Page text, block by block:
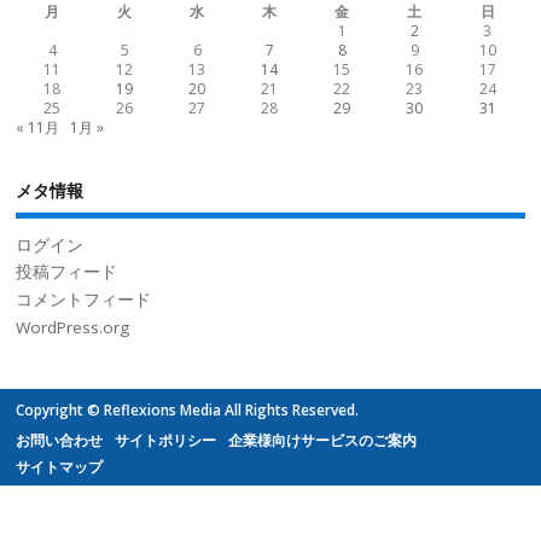
月 火 水 木 金 土
日
1
2
3
4
5 6 7 8 9
10
11
12 13 14 15 16
17
18
19 20 21 22 23
24
25
26 27 28 29 30
31
« 11月
1月 »
メタ情報
ログイン
投稿フィード
コメントフィード
WordPress.org
Copyright © Reflexions Media All Rights Reserved.
お問い合わせ
サイトポリシー
企業様向けサービスのご案内
サイトマップ